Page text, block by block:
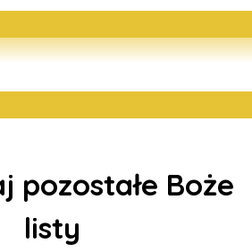
pozostałe Boże
listy